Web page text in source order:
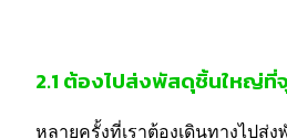
2.1 ต้องไปส่งพัสดุชิ้นใหญ่ที่
หลายครั้งที่เราต้องเดินทางไปส่